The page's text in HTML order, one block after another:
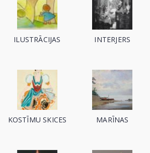
ILUSTRĀCIJAS INTERJERS
KOSTĪMU SKICES MARĪNAS